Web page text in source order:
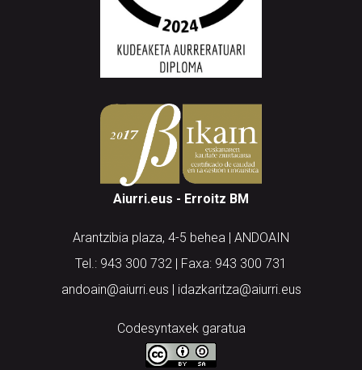
Aiurri.eus - Erroitz BM
Arantzibia plaza, 4-5 behea | ANDOAIN
Tel.: 943 300 732 | Faxa: 943 300 731
andoain@aiurri.eus | idazkaritza@aiurri.eus
Codesyntaxek garatua